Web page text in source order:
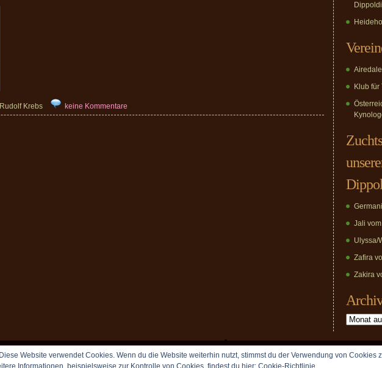
Rudolf Krebs keine Kommentare
Klub für
Jali
Ulyssa/
Zafira
Zakira
Archiv
Copyright © 2009 vomDippold.de. All rights reserved.
Website verwendet Cookies. Wenn du die Website weiterhin nutzt, stimmst du der Verwendung von Cookies
Informationen, beispielsweise zur Kontrolle von Cookies, findest du hier:Cookie-Richtlinie